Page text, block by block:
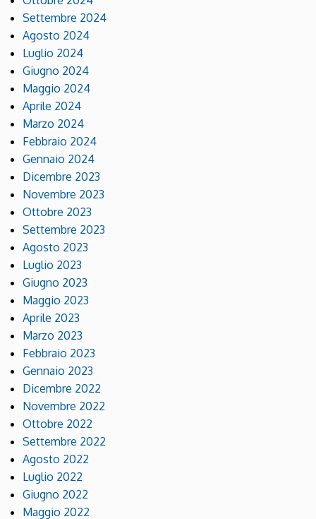
Settembre 2024
Agosto 2024
Luglio 2024
Giugno 2024
Maggio 2024
Aprile 2024
Marzo 2024
Febbraio 2024
Gennaio 2024
Dicembre 2023
Novembre 2023
Ottobre 2023
Settembre 2023
Agosto 2023
Luglio 2023
Giugno 2023
Maggio 2023
Aprile 2023
Marzo 2023
Febbraio 2023
Gennaio 2023
Dicembre 2022
Novembre 2022
Ottobre 2022
Settembre 2022
Agosto 2022
Luglio 2022
Giugno 2022
Maggio 2022